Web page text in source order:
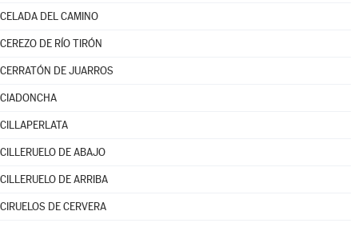
CELADA DEL CAMINO
CEREZO DE RÍO TIRÓN
CERRATÓN DE JUARROS
CIADONCHA
CILLAPERLATA
CILLERUELO DE ABAJO
CILLERUELO DE ARRIBA
CIRUELOS DE CERVERA